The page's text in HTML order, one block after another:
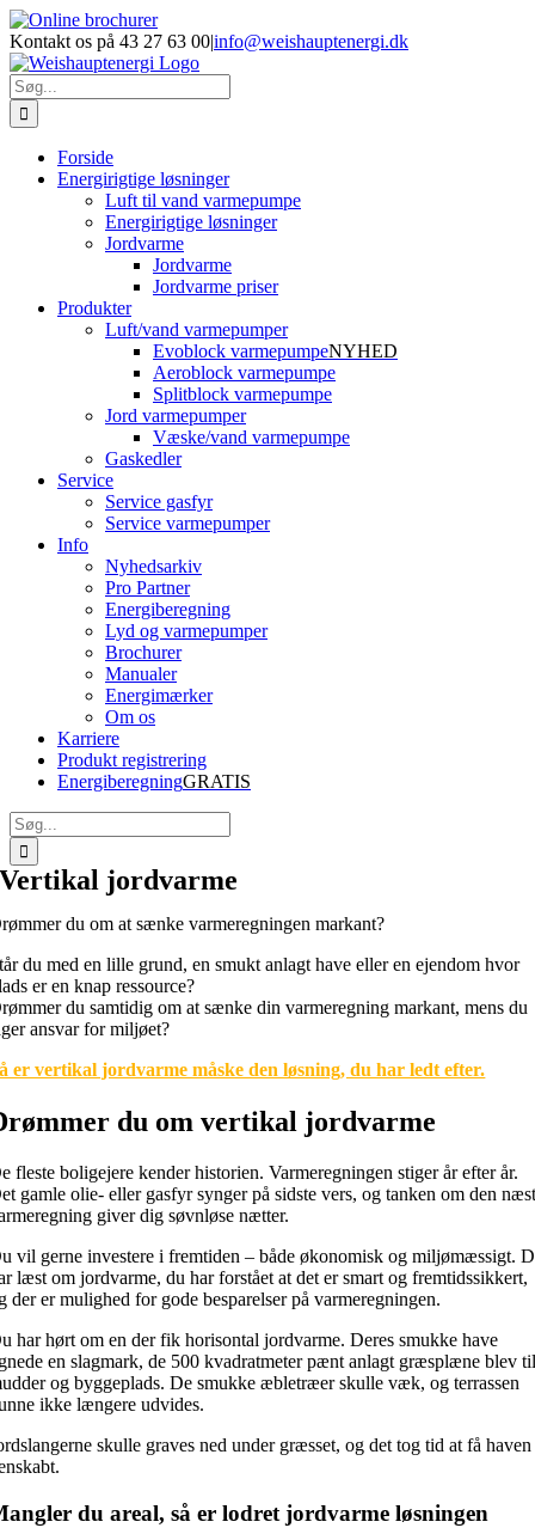
Skip
to
content
Facebook
LinkedIn
YouTube
Online
brochurer
E-
mail
Phone
Kontakt os på 43 27 63 00|info@weishauptenergi.dk
Søg
efter:
Forside
Energirigtige løsninger
Luft til vand varmepumpe
Energirigtige løsninger
Jordvarme
Jordvarme
Jordvarme priser
Produkter
Luft/vand varmepumper
Evoblock varmepumpeNYHED
Aeroblock varmepumpe
Splitblock varmepumpe
Jord varmepumper
Væske/vand varmepumpe
Gaskedler
Service
Service gasfyr
Service varmepumper
Info
Nyhedsarkiv
Pro Partner
Energiberegning
Lyd og varmepumper
Brochurer
Manualer
Energimærker
Om os
Karriere
Produkt registrering
EnergiberegningGRATIS
Søg
efter:
Vertikal jordvarme
du om at sænke varmeregningen markant?
du med en lille grund, en smukt anlagt have eller en ejendom hvor
er en knap ressource?
du samtidig om at sænke din varmeregning markant, mens du
ansvar for miljøet?
er vertikal jordvarme måske den løsning, du har ledt efter.
du om vertikal jordvarme
fleste boligejere kender historien. Varmeregningen stiger år efter år.
gamle olie- eller gasfyr synger på sidste vers, og tanken om den
giver dig søvnløse nætter.
vil gerne investere i fremtiden – både økonomisk og miljømæssigt.
læst om jordvarme, du har forstået at det er smart og fremtidssikkert,
der er mulighed for gode besparelser på varmeregningen.
har hørt om en der fik horisontal jordvarme. Deres smukke have
en slagmark, de 500 kvadratmeter pænt anlagt græsplæne blev
og byggeplads. De smukke æbletræer skulle væk, og terrassen
ikke længere udvides.
skulle graves ned under græsset, og det tog tid at få haven
du areal, så er lodret jordvarme løsningen